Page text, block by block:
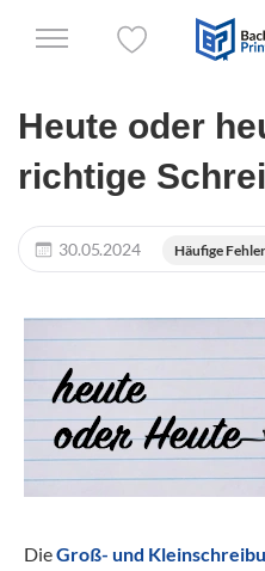
Heute oder
richtige
30.05.2024 Häufige
DieGroß- und